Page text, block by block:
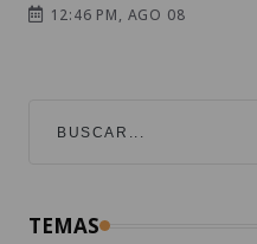
12:46 PM, AGO 08
TEMAS